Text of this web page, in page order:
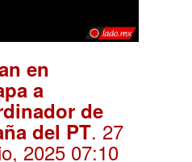
en
a
de
del PT. 27
2025 07:10